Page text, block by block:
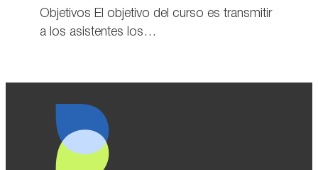
Objetivos El objetivo del curso es transmitir
a los asistentes los…